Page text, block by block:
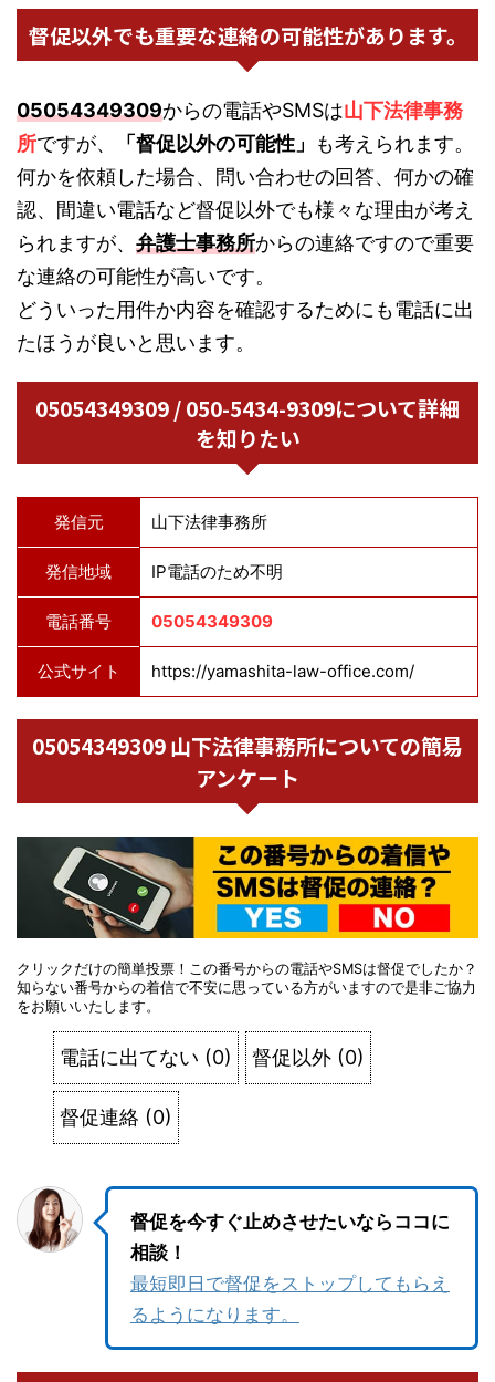
督促以外でも重要な連絡の可能性があります。
05054349309からの電話やSMSは山下法律事務
所ですが、 「督促以外の可能性」
も考えられます。
何かを依頼した場合、問い合わせの回答、何かの確
認、間違い電話など督促以外でも様々な理由が考え
られますが、 弁護士事務所からの連絡ですので重要
な連絡の可能性が高いです。
どういった用件か内容を確認するためにも電話に出
たほうが良いと思います。
05054349309 / 050-5434-9309について詳細
を知りたい
発信元 山下法律事務所
発信地域 IP電話のため不明
電話番号 05054349309
公式サイト https://yamashita-law-office.com/
05054349309 山下法律事務所についての簡易
アンケート
クリックだけの簡単投票！この番号からの電話やSMSは督促でしたか？
知らない番号からの着信で不安に思っている方がいますので是非ご協力
をお願いいたします。
電話に出てない (0) 督促以外 (0)
督促連絡 (0)
督促を今すぐ止めさせたいならココに
相談！
最短即日で督促をストップしてもらえ
るようになります。